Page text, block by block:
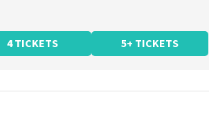
4 TICKETS 5+ TICKETS